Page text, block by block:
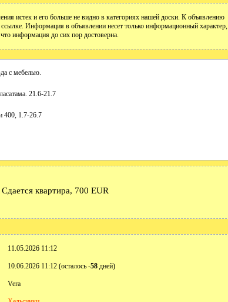
истек и его больше не видно в категориях нашей доски. К объявлению
Информация в объявлении несет только информационный характер,
информация до сих пор достоверна.
с мебелью.
21.6-21.7
400, 1.7-26.7
Сдается квартира, 700 EUR
11.05.2026 11:12
10.06.2026 11:12 (осталось -58дней)
Vera